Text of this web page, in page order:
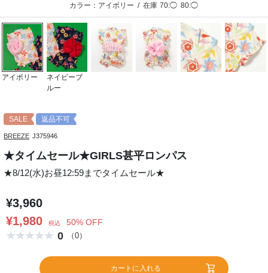
カラー：アイボリー / 在庫 70:◯ 80:◯
アイボリー
ネイビーブ
ルー
SALE 返品不可
BREEZE J375946
★タイムセール★GIRLS甚平ロンパス
★8/12(水)お昼12:59までタイムセール★
¥3,960
¥1,980
税込 50% OFF
0 （0）
カートに入れる